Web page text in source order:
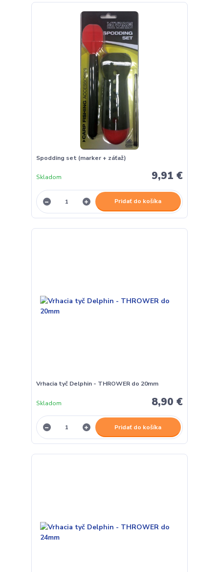
Spodding set (marker + záťaž)
9,91 €
Skladom
Pridať do košíka
Vrhacia tyč Delphin - THROWER do 20mm
8,90 €
Skladom
Pridať do košíka